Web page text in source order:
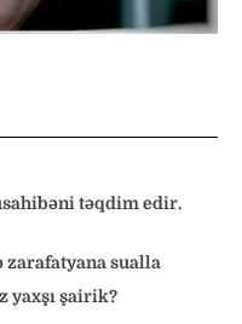
təqdim edir.
zarafatyana sualla
yaxşı şairik?